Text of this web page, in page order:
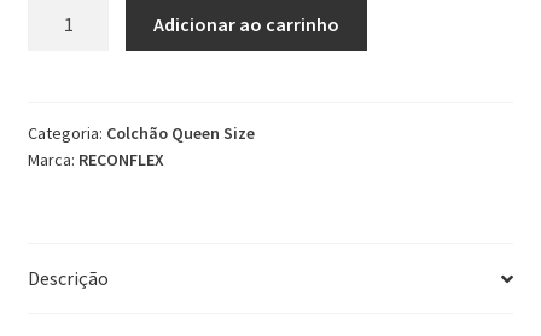
Pillow
Top
Reconflex
Adicionar ao carrinho
Categoria: Colchão Queen Size
Marca: RECONFLEX
Descrição